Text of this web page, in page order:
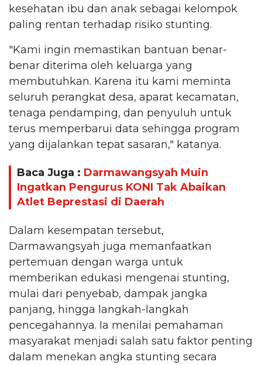
kesehatan ibu dan anak sebagai kelompok
paling rentan terhadap risiko stunting.
"Kami ingin memastikan bantuan benar-
benar diterima oleh keluarga yang
membutuhkan. Karena itu kami meminta
seluruh perangkat desa, aparat kecamatan,
tenaga pendamping, dan penyuluh untuk
terus memperbarui data sehingga program
yang dijalankan tepat sasaran," katanya.
Baca Juga : Darmawangsyah Muin
Ingatkan Pengurus KONI Tak Abaikan
Atlet Beprestasi di Daerah
Dalam kesempatan tersebut,
Darmawangsyah juga memanfaatkan
pertemuan dengan warga untuk
memberikan edukasi mengenai stunting,
mulai dari penyebab, dampak jangka
panjang, hingga langkah-langkah
pencegahannya. Ia menilai pemahaman
masyarakat menjadi salah satu faktor penting
dalam menekan angka stunting secara